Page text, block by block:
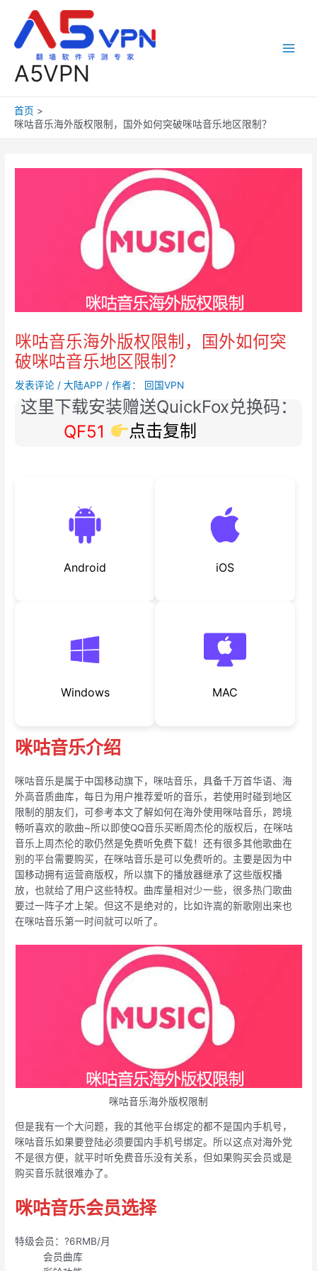
A5VPN
首页
咪咕音乐海外版权限制，国外如何突破咪咕音乐地区限制？
咪咕音乐海外版权限制，国外如何突
破咪咕音乐地区限制？
发表评论 /大陆APP / 作者： 回国VPN
这里下载安装赠送QuickFox兑换码：
QF51
点击复制
Android iOS
Windows MAC
咪咕音乐介绍
咪咕音乐是属于中国移动旗下，咪咕音乐，具备千万首华语、海
外高音质曲库，每日为用户推荐爱听的音乐，若使用时碰到地区
限制的朋友们，可参考本文了解如何在海外使用咪咕音乐，跨境
畅听喜欢的歌曲~所以即使QQ音乐买断周杰伦的版权后，在咪咕
音乐上周杰伦的歌仍然是免费听免费下载！还有很多其他歌曲在
别的平台需要购买，在咪咕音乐是可以免费听的。主要是因为中
国移动拥有运营商版权，所以旗下的播放器继承了这些版权播
放，也就给了用户这些特权。曲库量相对少一些，很多热门歌曲
要过一阵子才上架。但这不是绝对的，比如许嵩的新歌刚出来也
在咪咕音乐第一时间就可以听了。
咪咕音乐海外版权限制
但是我有一个大问题，我的其他平台绑定的都不是国内手机号，
咪咕音乐如果要登陆必须要国内手机号绑定。所以这点对海外党
不是很方便，就平时听免费音乐没有关系，但如果购买会员或是
购买音乐就很难办了。
咪咕音乐会员选择
特级会员：?6RMB/月
会员曲库